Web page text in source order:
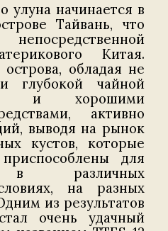
улуна начинается в
Тайвань, что
Китая.
обладая не
глубокой чайной
и хорошими
активно
выводя на рынок
кустов, которые
для
в различных
на разных
из результатов
очень удачный